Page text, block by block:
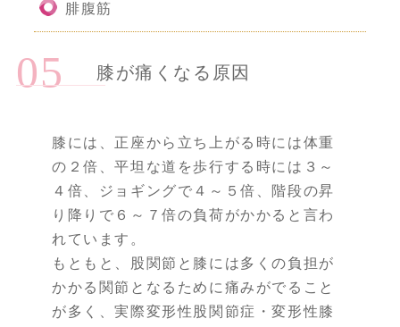
腓腹筋
膝が痛くなる原因
膝には、正座から立ち上がる時には体重
の２倍、平坦な道を歩行する時には３～
４倍、ジョギングで４～５倍、階段の昇
り降りで６～７倍の負荷がかかると言わ
れています。
もともと、股関節と膝には多くの負担が
かかる関節となるために痛みがでること
が多く、実際変形性股関節症・変形性膝